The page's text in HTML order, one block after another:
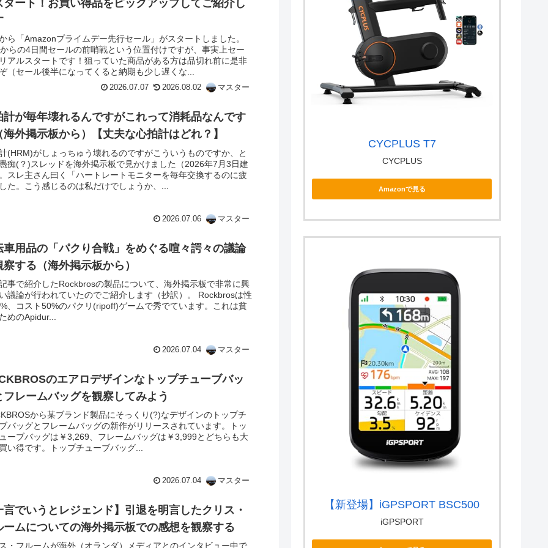
タート！お買い得品をピックアップしてご紹介し
ら「Amazonプライムデー先行セール」がスタートしました。
らの4日間セールの前哨戦という位置付けですが、事実上セー
アルスタートです！狙っていた商品がある方は品切れ前に是非
（セール後半になってくると納期も少し遅くな...
2026.07.07 2026.08.02 マスター
計が毎年壊れるんですがこれって消耗品なんです
海外掲示板から）【丈夫な心拍計はどれ？】
(HRM)がしょっちゅう壊れるのですがこういうものですか、と
痴(？)スレッドを海外掲示板で見かけました（2026年7月3日建
スレ主さん曰く「ハートレートモニターを毎年交換するのに疲
た。こう感じるのは私だけでしょうか、...
2026.07.06 マスター
車用品の「パクり合戦」をめぐる喧々諤々の議論
察する（海外掲示板から）
事で紹介したRockbrosの製品について、海外掲示板で非常に興
議論が行われていたのでご紹介します（抄訳）。 Rockbrosは性
、コスト50%のパクリ(ripoff)ゲームで秀でています。これは貧
めのApidur...
2026.07.04 マスター
のエアロデザインなトップチューブバッ
フレームバッグを観察してみよう
から某ブランド製品にそっくり(?)なデザインのトップチ
バッグとフレームバッグの新作がリリースされています。トッ
ーブバッグは￥3,269、フレームバッグは￥3,999とどちらも大
い得です。トップチューブバッグ...
2026.07.04 マスター
言でいうとレジェンド】引退を明言したクリス・
ームについての海外掲示板での感想を観察する
・フルームが海外（オランダ）メディアとのインタビュー中で
CYCPLUS T7
CYCPLUS
Amazonで見る
【新登場】iGPSPORT BSC500
iGPSPORT